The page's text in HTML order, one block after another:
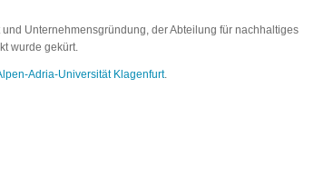
Unternehmensgründung, der Abteilung für nachhaltiges
wurde gekürt.
Adria-Universität Klagenfurt.